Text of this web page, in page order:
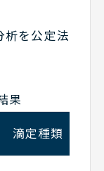
析を公定法
果
滴定種類